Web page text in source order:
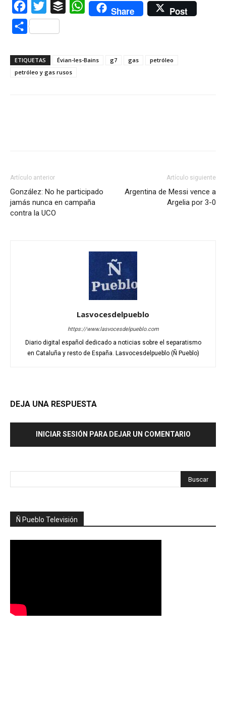
Facebook
Twitter Buffer WhatsAppShare Post
Compartir
ETIQUETAS Évian-les-Bains g7 gas
petróleo
petróleo y gas rusos
Artículo anterior
González: No he participado
jamás nunca en campaña
contra la UCO
Artículo siguiente
Argentina de Messi vence a
Argelia por 3-0
Lasvocesdelpueblo
https://www.lasvocesdelpueblo.com
Diario digital español dedicado a noticias sobre el separatismo
en Cataluña y resto de España. Lasvocesdelpueblo (Ñ Pueblo)
DEJA UNA RESPUESTA
INICIAR SESIÓN PARA DEJAR UN COMENTARIO
Ñ Pueblo Televisión